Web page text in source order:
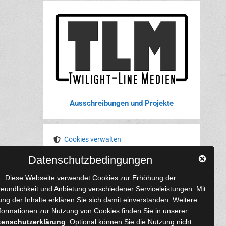
Ausschreibungen und Projekte
Cookies verwalten
YouTube
Tumblr
Pinterest
Instagram
X RSS-Feed
Autoren Content-Design
Datenschutzbedingungen
Diese Webseite verwendet Cookies zur Erhöhung der
und Anbietung verschiedener Serviceleistungen. Mit
der Inhalte erklären Sie sich damit einverstanden. Weitere
zur Nutzung von Cookies finden Sie in unserer
. Optional können Sie die Nutzung nicht